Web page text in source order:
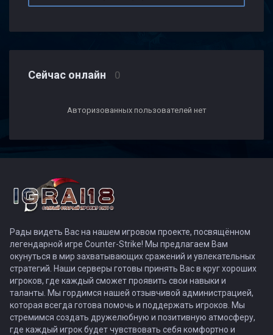
Сейчас онлайн 0
Авторизованных пользователей нет
Рады видеть Вас на нашем игровом проекте, посвящённом
легендарной игре Counter-Strike! Мы предлагаем Вам
окунуться в мир захватывающих сражений и увлекательных
стратегий. Наши серверы готовы принять Вас в круг хороших
игроков, где каждый сможет проявить свои навыки и
таланты. Мы гордимся нашей отзывчивой администрацией,
которая всегда готова помочь и поддержать игроков. Мы
стремимся создать дружелюбную и позитивную атмосферу,
где каждый игрок будет чувствовать себя комфортно и